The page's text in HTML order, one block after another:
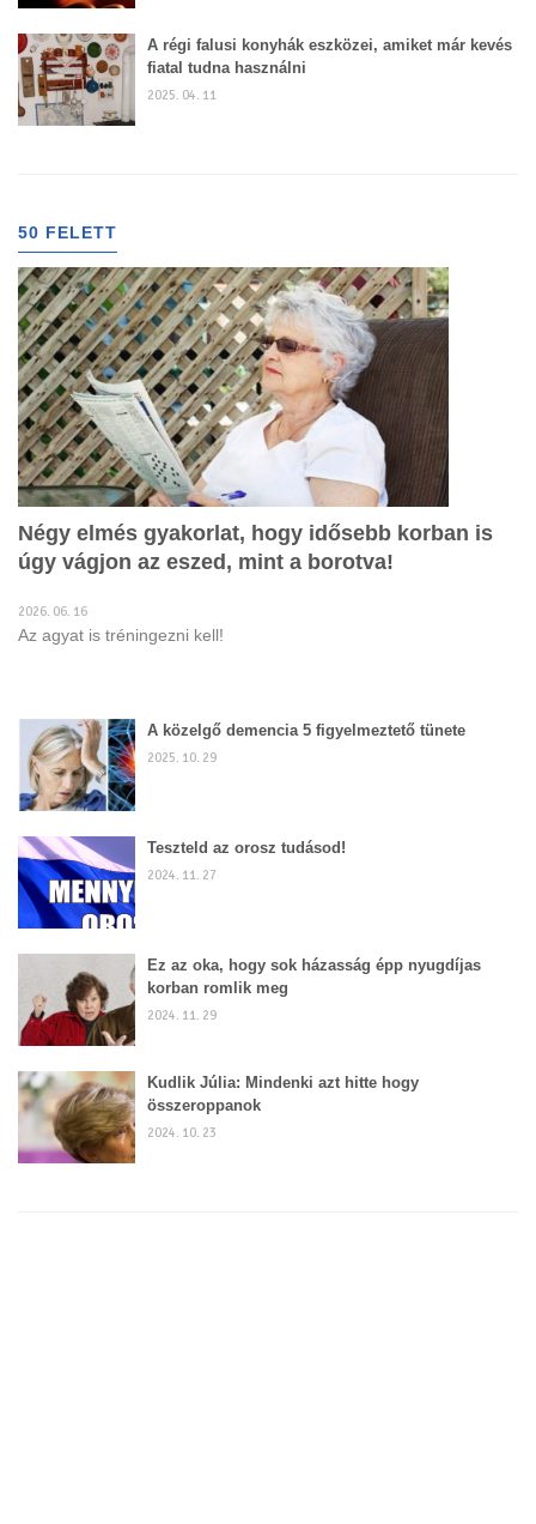
A régi falusi konyhák eszközei, amiket már kevés
fiatal tudna használni
2025. 04. 11
50 FELETT
Négy elmés gyakorlat, hogy idősebb korban is
úgy vágjon az eszed, mint a borotva!
2026. 06. 16
Az agyat is tréningezni kell!
A közelgő demencia 5 figyelmeztető tünete
2025. 10. 29
Teszteld az orosz tudásod!
2024. 11. 27
Ez az oka, hogy sok házasság épp nyugdíjas
korban romlik meg
2024. 11. 29
Kudlik Júlia: Mindenki azt hitte hogy
összeroppanok
2024. 10. 23